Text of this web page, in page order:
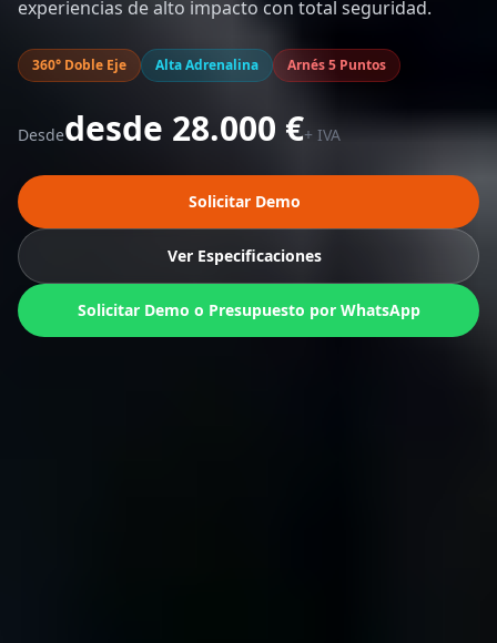
experiencias de alto impacto con total seguridad.
360° Doble Eje Alta Adrenalina Arnés 5 Puntos
Desdedesde 28.000 €+ IVA
Solicitar Demo
Ver Especificaciones
Solicitar Demo o Presupuesto por WhatsApp